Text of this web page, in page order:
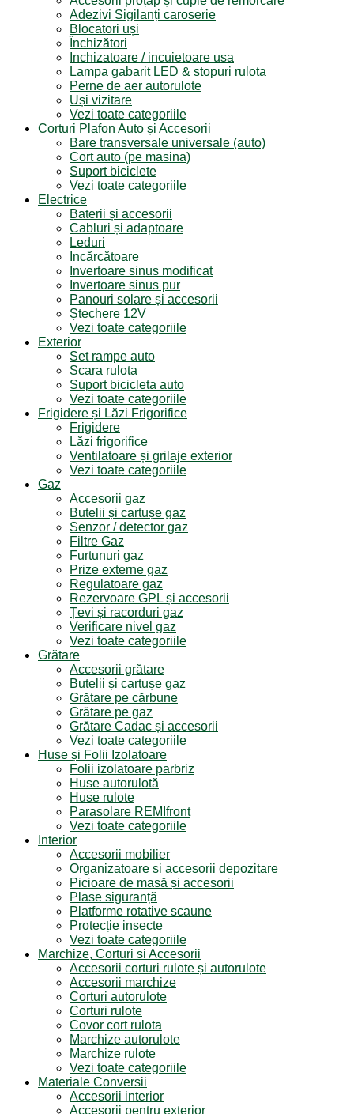
Adezivi Sigilanți caroserie
Blocatori uși
Închizători
Inchizatoare / incuietoare usa
Lampa gabarit LED & stopuri rulota
Perne de aer autorulote
Uși vizitare
Vezi toate categoriile
Corturi Plafon Auto și Accesorii
Bare transversale universale (auto)
Cort auto (pe masina)
Suport biciclete
Vezi toate categoriile
Electrice
Baterii și accesorii
Cabluri și adaptoare
Leduri
Incărcătoare
Invertoare sinus modificat
Invertoare sinus pur
Panouri solare și accesorii
Ștechere 12V
Vezi toate categoriile
Exterior
Set rampe auto
Scara rulota
Suport bicicleta auto
Vezi toate categoriile
Frigidere și Lăzi Frigorifice
Frigidere
Lăzi frigorifice
Ventilatoare și grilaje exterior
Vezi toate categoriile
Gaz
Accesorii gaz
Butelii și cartușe gaz
Senzor / detector gaz
Filtre Gaz
Furtunuri gaz
Prize externe gaz
Regulatoare gaz
Rezervoare GPL și accesorii
Țevi și racorduri gaz
Verificare nivel gaz
Vezi toate categoriile
Grătare
Accesorii grătare
Butelii și cartușe gaz
Grătare pe cărbune
Grătare pe gaz
Grătare Cadac și accesorii
Vezi toate categoriile
Huse și Folii Izolatoare
Folii izolatoare parbriz
Huse autorulotă
Huse rulote
Parasolare REMIfront
Vezi toate categoriile
Interior
Accesorii mobilier
Organizatoare si accesorii depozitare
Picioare de masă și accesorii
Plase siguranță
Platforme rotative scaune
Protecție insecte
Vezi toate categoriile
Marchize, Corturi si Accesorii
Accesorii corturi rulote și autorulote
Accesorii marchize
Corturi autorulote
Corturi rulote
Covor cort rulota
Marchize autorulote
Marchize rulote
Vezi toate categoriile
Materiale Conversii
Accesorii interior
Accesorii pentru exterior